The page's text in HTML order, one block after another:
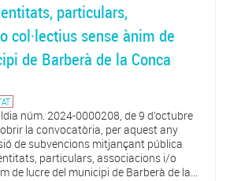
particulars,
col·lectius sense ànim de
de Barberà de la Conca
núm. 2024-0000208, de 9 d’octubre
la convocatòria, per aquest any
de subvencions mitjançant pública
particulars, associacions i/o
de lucre del municipi de Barberà de la...